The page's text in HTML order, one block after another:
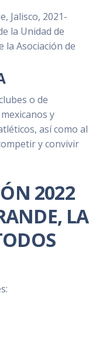
Jalisco, 2021-
la Unidad de
la Asociación de
o de
y
así como al
y convivir
2022
LA